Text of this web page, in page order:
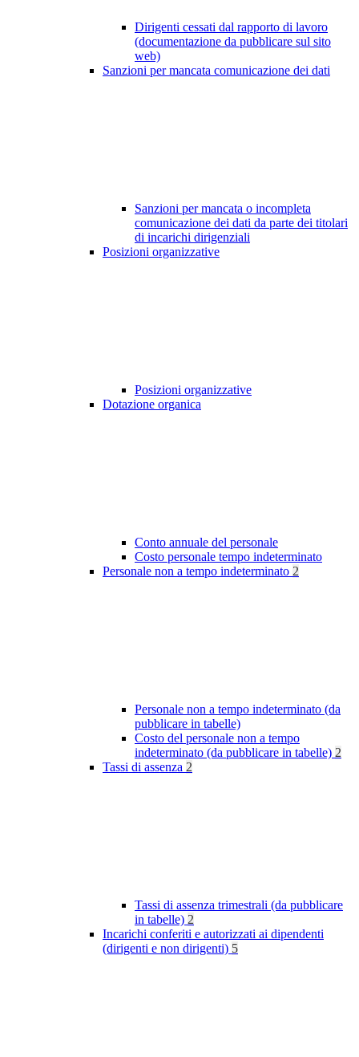
Dirigenti cessati dal rapporto di lavoro
(documentazione da pubblicare sul sito
web)
Sanzioni per mancata comunicazione dei dati
Sanzioni per mancata o incompleta
comunicazione dei dati da parte dei titolari
di incarichi dirigenziali
Posizioni organizzative
Posizioni organizzative
Dotazione organica
Conto annuale del personale
Costo personale tempo indeterminato
Personale non a tempo indeterminato 2
Personale non a tempo indeterminato (da
pubblicare in tabelle)
Costo del personale non a tempo
indeterminato (da pubblicare in tabelle) 2
Tassi di assenza 2
Tassi di assenza trimestrali (da pubblicare
in tabelle) 2
Incarichi conferiti e autorizzati ai dipendenti
(dirigenti e non dirigenti) 5